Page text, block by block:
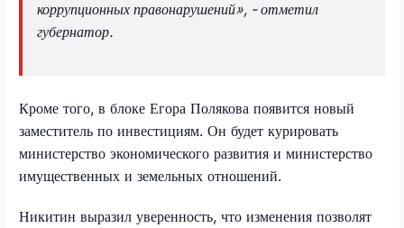
коррупционных правонарушений», - отметил
губернатор.
Кроме того, в блоке Егора Полякова появится новый
заместитель по инвестициям. Он будет курировать
министерство экономического развития и министерство
имущественных и земельных отношений.
Никитин выразил уверенность, что изменения позволят